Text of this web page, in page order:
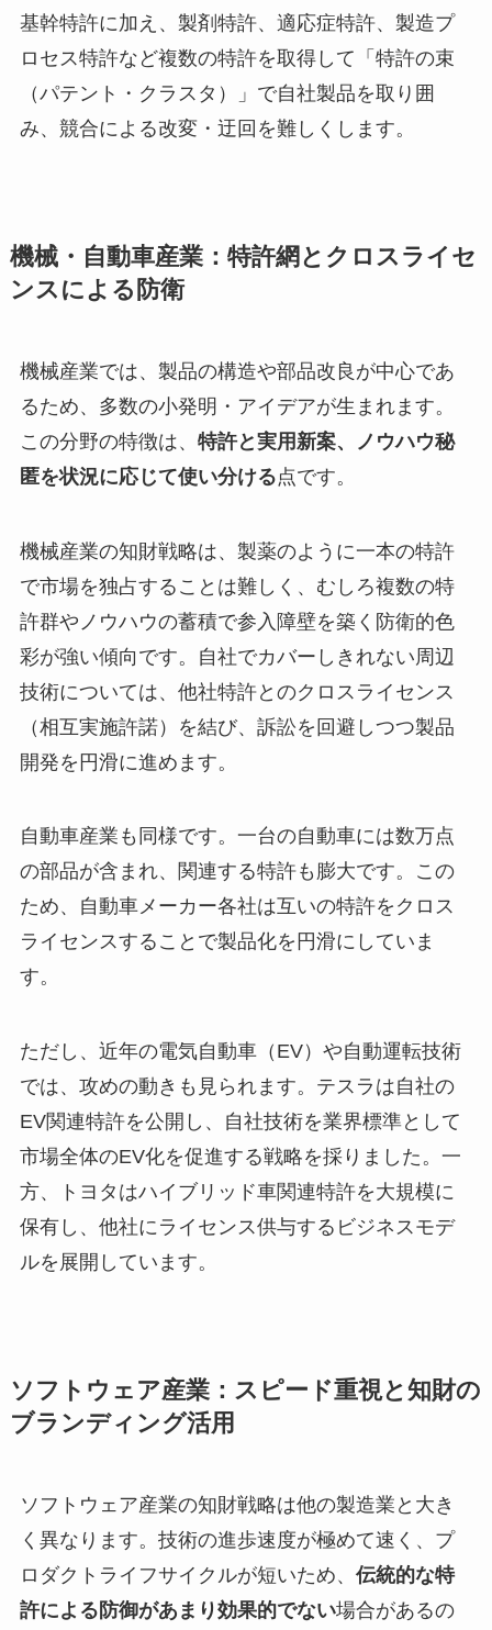
基幹特許に加え、製剤特許、適応症特許、製造プ
ロセス特許など複数の特許を取得して「特許の束
（パテント・クラスタ）」で自社製品を取り囲
み、競合による改変・迂回を難しくします。
機械・自動車産業：特許網とクロスライセ
ンスによる防衛
機械産業では、製品の構造や部品改良が中心であ
るため、多数の小発明・アイデアが生まれます。
この分野の特徴は、 特許と実用新案、ノウハウ秘
匿を状況に応じて使い分ける点です。
機械産業の知財戦略は、製薬のように一本の特許
で市場を独占することは難しく、むしろ複数の特
許群やノウハウの蓄積で参入障壁を築く防衛的色
彩が強い傾向です。自社でカバーしきれない周辺
技術については、他社特許とのクロスライセンス
（相互実施許諾）を結び、訴訟を回避しつつ製品
開発を円滑に進めます。
自動車産業も同様です。一台の自動車には数万点
の部品が含まれ、関連する特許も膨大です。この
ため、自動車メーカー各社は互いの特許をクロス
ライセンスすることで製品化を円滑にしていま
す。
ただし、近年の電気自動車（EV）や自動運転技術
では、攻めの動きも見られます。テスラは自社の
EV関連特許を公開し、自社技術を業界標準として
市場全体のEV化を促進する戦略を採りました。一
方、トヨタはハイブリッド車関連特許を大規模に
保有し、他社にライセンス供与するビジネスモデ
ルを展開しています。
ソフトウェア産業：スピード重視と知財の
ブランディング活用
ソフトウェア産業の知財戦略は他の製造業と大き
く異なります。技術の進歩速度が極めて速く、プ
ロダクトライフサイクルが短いため、 伝統的な特
許による防御があまり効果的でない場合があるの